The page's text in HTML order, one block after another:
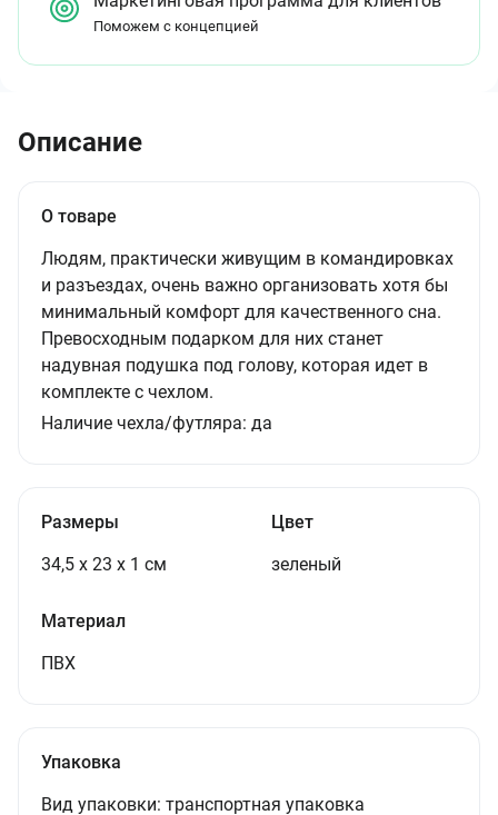
Поможем с концепцией
Описание
О товаре
Людям, практически живущим в командировках
и разъездах, очень важно организовать хотя бы
минимальный комфорт для качественного сна.
Превосходным подарком для них станет
надувная подушка под голову, которая идет в
комплекте с чехлом.
Наличие чехла/футляра: да
Размеры
34,5 х 23 х 1 см
Цвет
зеленый
Материал
ПВХ
Упаковка
Вид упаковки: транспортная упаковка